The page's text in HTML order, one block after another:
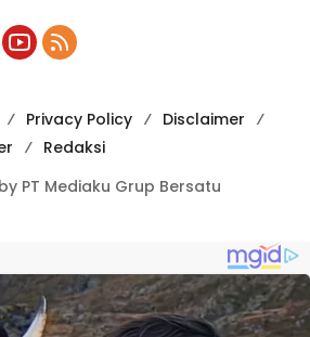
Privacy Policy
Disclaimer
Redaksi
PT Mediaku Grup Bersatu